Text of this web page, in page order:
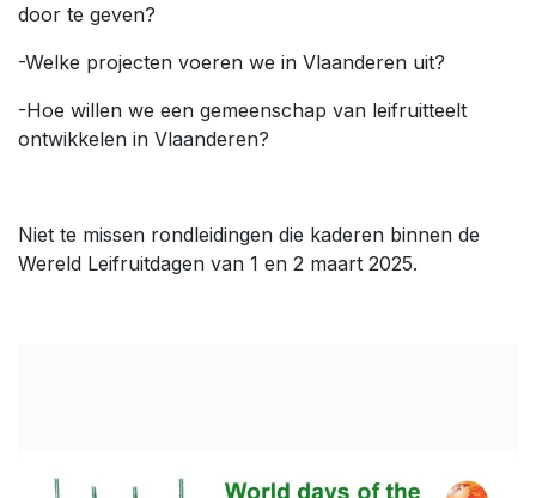
door te geven?
-Welke projecten voeren we in Vlaanderen uit?
-Hoe willen we een gemeenschap van leifruitteelt
ontwikkelen in Vlaanderen?
Niet te missen rondleidingen die kaderen binnen de
Wereld Leifruitdagen van 1 en 2 maart 2025.